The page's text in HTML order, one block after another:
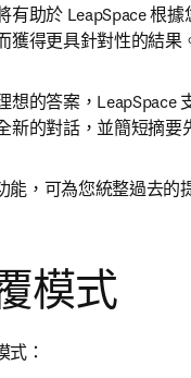
有助於 LeapSpace 根
獲得更具針對性的結果
的答案，
新的對話，並簡短摘
能，可為您統整過去的
模式
式：